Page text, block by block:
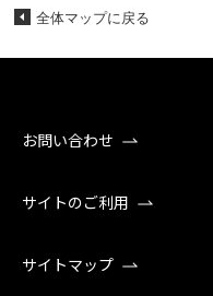
全体マップに戻る
お問い合わせ
サイトのご利用
サイトマップ